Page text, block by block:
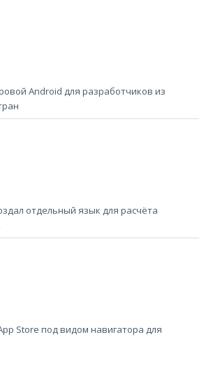
Android для разработчиков из
отдельный язык для расчёта
Store под видом навигатора для